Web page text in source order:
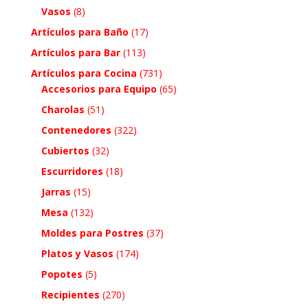
Vasos (8)
Artículos para Baño (17)
Artículos para Bar (113)
Artículos para Cocina (731)
Accesorios para Equipo (65)
Charolas (51)
Contenedores (322)
Cubiertos (32)
Escurridores (18)
Jarras (15)
Mesa (132)
Moldes para Postres (37)
Platos y Vasos (174)
Popotes (5)
Recipientes (270)